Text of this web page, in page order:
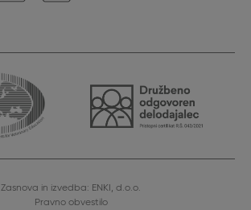
Zasnova in izvedba: ENKI, d.o.o.
Pravno obvestilo